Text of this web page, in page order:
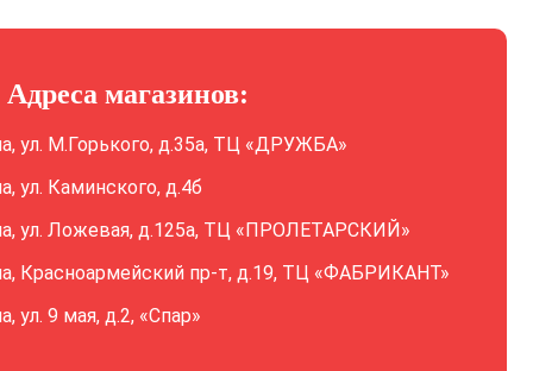
Адреса магазинов:
ул. М.Горького, д.35а, ТЦ «ДРУЖБА»
ул. Каминского, д.4б
ул. Ложевая, д.125а, ТЦ «ПРОЛЕТАРСКИЙ»
Красноармейский пр-т, д.19, ТЦ «ФАБРИКАНТ»
ул. 9 мая, д.2, «Спар»